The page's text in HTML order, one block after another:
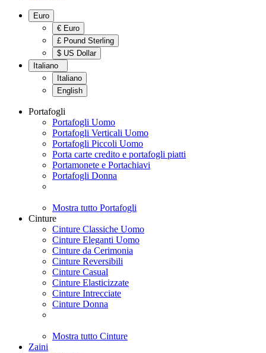
Euro
€ Euro
£ Pound Sterling
$ US Dollar
Italiano
Italiano
English
Portafogli
Portafogli Uomo
Portafogli Verticali Uomo
Portafogli Piccoli Uomo
Porta carte credito e portafogli piatti
Portamonete e Portachiavi
Portafogli Donna
Mostra tutto Portafogli
Cinture
Cinture Classiche Uomo
Cinture Eleganti Uomo
Cinture da Cerimonia
Cinture Reversibili
Cinture Casual
Cinture Elasticizzate
Cinture Intrecciate
Cinture Donna
Mostra tutto Cinture
Zaini